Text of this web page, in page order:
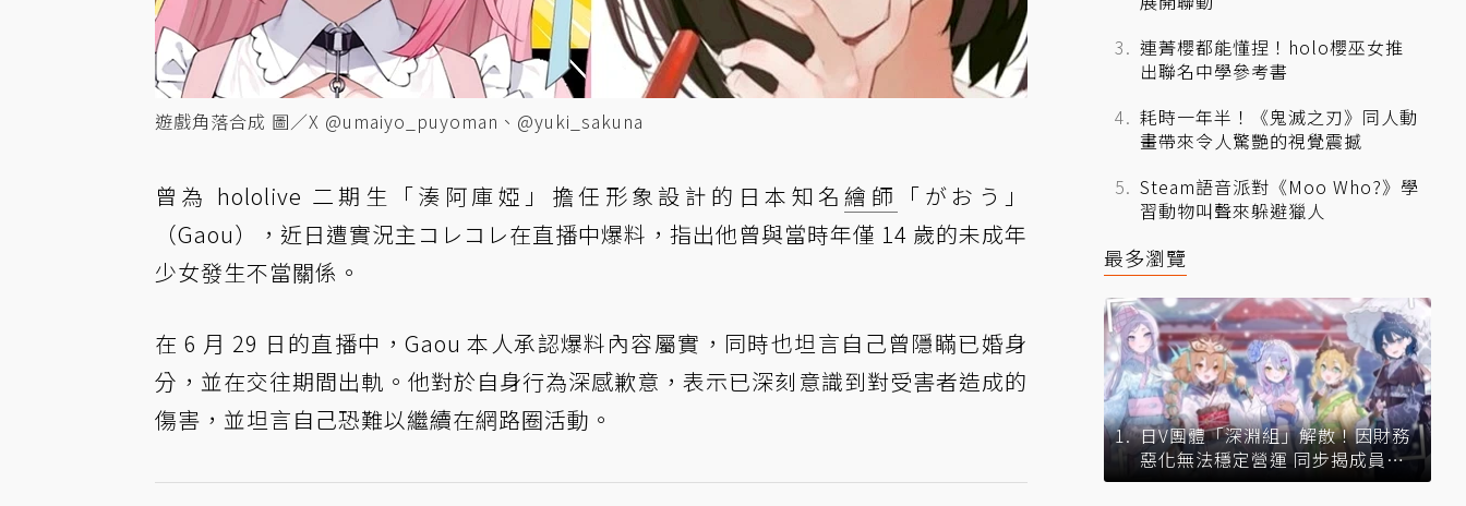
遊戲角落合成 圖／X @umaiyo_puyoman、@yuki_sakuna
曾為 hololive 二期生「湊阿庫婭」擔任形象設計的日本知名繪師
「がおう」
（Gaou），近日遭實況主コレコレ在直播中爆料，指出他曾與當時年僅 14 歲的未成年
少女發生不當關係。
在 6 月 29 日的直播中，Gaou 本人承認爆料內容屬實，同時也坦言自己曾隱瞞已婚身
分，並在交往期間出軌。他對於自身行為深感歉意，表示已深刻意識到對受害者造成的
傷害，並坦言自己恐難以繼續在網路圈活動。
連菁櫻都能懂捏！holo櫻巫女推
出聯名中學參考書
耗時一年半！《鬼滅之刃》同人動
畫帶來令人驚艷的視覺震撼
Steam語音派對《Moo Who?》學
習動物叫聲來躲避獵人
最多瀏覽
日V團體「深淵組」解散！因財務
惡化無法穩定營運 同步揭成員未
來去向